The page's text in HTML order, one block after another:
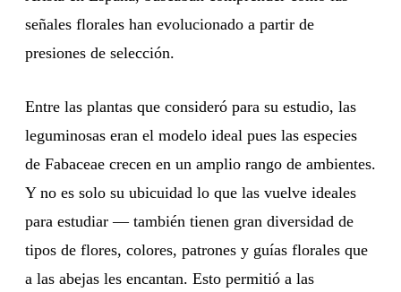
señales florales han evolucionado a partir de
presiones de selección.
Entre las plantas que consideró para su estudio, las
leguminosas eran el modelo ideal pues las especies
de Fabaceae crecen en un amplio rango de ambientes.
Y no es solo su ubicuidad lo que las vuelve ideales
para estudiar — también tienen gran diversidad de
tipos de flores, colores, patrones y guías florales que
a las abejas les encantan. Esto permitió a las